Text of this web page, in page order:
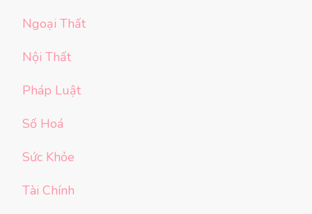
Ngoại Thất
Nội Thất
Pháp Luật
Số Hoá
Sức Khỏe
Tài Chính